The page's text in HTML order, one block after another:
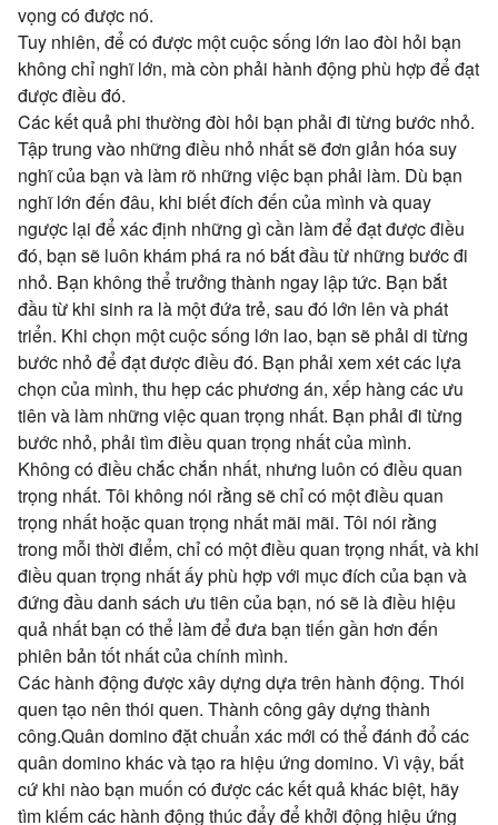
vọng có được nó.
Tuy nhiên, để có được một cuộc sống lớn lao đòi hỏi bạn
không chỉ nghĩ lớn, mà còn phải hành động phù hợp để đạt
được điều đó.
Các kết quả phi thường đòi hỏi bạn phải đi từng bước nhỏ.
Tập trung vào những điều nhỏ nhất sẽ đơn giản hóa suy
nghĩ của bạn và làm rõ những việc bạn phải làm. Dù bạn
nghĩ lớn đến đâu, khi biết đích đến của mình và quay
ngược lại để xác định những gì cần làmđể đạt được điều
đó, bạn sẽ luôn khám phá ra nó bắt đầu từ những bước đi
nhỏ. Bạn không thể trưởng thành ngay lập tức. Bạn bắt
đầu từ khi sinh ra là một đứa trẻ, sau đó lớn lên và phát
triển. Khi chọn một cuộc sống lớn lao, bạn sẽ phải di từng
bước nhỏ để đạt được điều đó. Bạn phải xem xét các lựa
chọn của mình, thu hẹp các phương án, xếp hàng các ưu
tiên và làm những việc quan trọng nhất. Bạn phải đi từng
bước nhỏ, phải tìm điều quan trọng nhất của mình.
Không có điều chắc chắn nhất, nhưng luôn có điều quan
trọng nhất. Tôi không nói rằng sẽ chỉ có một điều quan
trọng nhất hoặc quan trọng nhất mãi mãi. Tôi nói rằng
trong mỗi thời điểm, chỉ có một điều quan trọng nhất, và khi
điều quan trọng nhất ấy phù hợp với mục đích của bạn và
đứng đầu danh sách ưu tiên của bạn, nó sẽ là điều hiệu
quả nhất bạn có thể làm để đưa bạn tiến gần hơn đến
phiên bản tốt nhất của chính mình.
Các hành động được xây dựng dựa trên hành động. Thói
quen tạo nên thói quen. Thành công gây dựng thành
công.Quân domino đặt chuẩn xác mới có thể đánh đổ các
quân domino khác và tạo ra hiệu ứng domino. Vì vậy, bất
cứ khi nào bạn muốn có được các kết quả khác biệt, hãy
tìm kiếm các hành động thúc đẩy để khởi động hiệu ứng